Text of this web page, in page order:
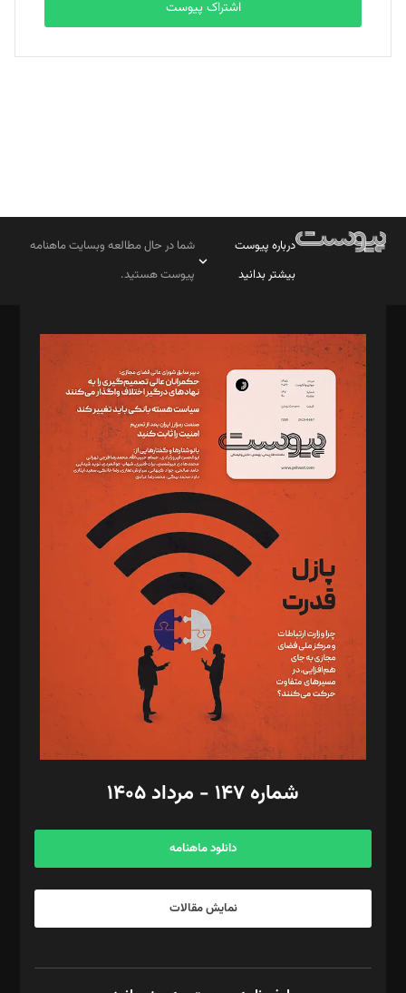
بابک نقاش
تحریریه
اشتراک پیوست
درباره پیوست
بیشتر بدانید
شما در حال مطالعه وبسایت ماهنامه
پیوست هستید.
مدیر مسئول: محمدباقر اثنی‌عشری
سردبیر: مهرک محمودی
دبیر تحریریه: میثم قاسمی
د‌بیر ناداستان: سمانه سمیع
د‌بیر خدمت و تجارت: ابوالفضل رجبی
د‌بیر حقوق فناوری: حسام‌الدین ایپکچی
د‌بیر پیوست جهان: مینا پاکدل
د‌بیر تحریریه آنلاین: بابک نقاش
تحریریه‌: مجتبی محمود‌ی، آرش برهمند، یسنا امان‌پور، سروش کرمیان،
مصطفی مسجدی آرانی، ابوالفضل رجبی، زهرا فکرانه، فائزه فتحی
رستمی،مصطفی باستان
ویرایش: نگار استاد‌‌آقا
طراح یونیفرم: مجید توکلی
فیلمبرداری و عکاسی: امیر شفیعی، مانی لطفی زاده
گرافیک و صفحه‌آرایی: سید‌سبحان‌علی ثابت
مد‌یر توسعه تجاری: کامبیز برید‌
امور مالی: شاپور رهبری، محمد‌ کاظمی‌نیا
آگهی و مشترکین: ۰۹۱۹۹۹۹۰۴۵۴
شماره ۱۴۷ - مرداد ۱۴۰۵
دانلود ماهنامه
نمایش مقالات